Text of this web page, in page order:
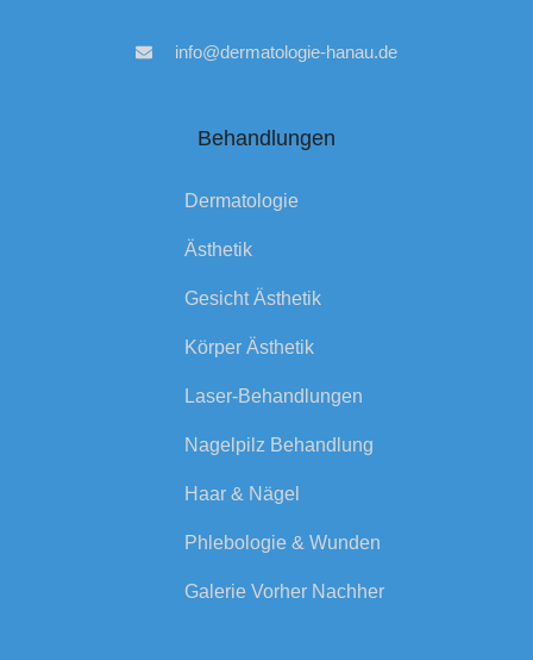
info@dermatologie-hanau.de
Behandlungen
Dermatologie
Ästhetik
Gesicht Ästhetik
Körper Ästhetik
Laser-Behandlungen
Nagelpilz Behandlung
Haar & Nägel
Phlebologie & Wunden
Galerie Vorher Nachher